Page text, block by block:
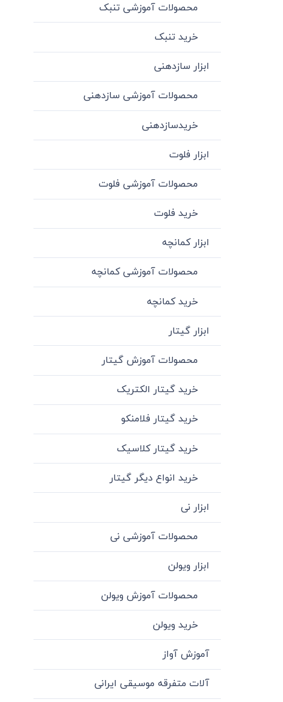
محصولات آموزشی تنبک
خرید تنبک
ابزار سازدهنی
محصولات آموزشی سازدهنی
خریدسازدهنی
ابزار فلوت
محصولات آموزشی فلوت
خرید فلوت
ابزار کمانچه
محصولات آموزشی کمانچه
خرید کمانچه
ابزار گیتار
محصولات آموزش گیتار
خرید گیتار الکتریک
خرید گیتار فلامنکو
خرید گیتار کلاسیک
خرید انواع دیگر گیتار
ابزار نی
محصولات آموزشی نی
ابزار ویولن
محصولات آموزش ویولن
خرید ویولن
آموزش آواز
آلات متفرقه موسیقی ایرانی